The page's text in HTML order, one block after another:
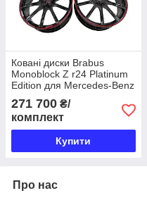
Ковані диски Brabus
Monoblock Z r24 Platinum
Edition для Mercedes-Benz
W463 W463A
271 700 ₴/
комплект
Купити
Про нас